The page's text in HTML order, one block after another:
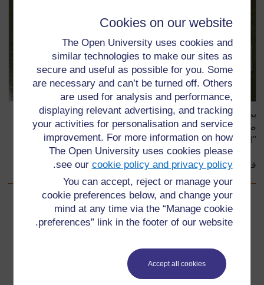
Cookies on our website
The Open University uses cookies and
similar technologies to make our sites as
secure and useful as possible for you. Some
are necessary and can’t be turned off. Others
are used for analysis and performance,
displaying relevant advertising, and tracking
your activities for personalisation and service
improvement. For more information on how
The Open University uses cookies please
see our cookie policy and privacy policy
.
You can accept, reject or manage your
cookie preferences below, and change your
mind at any time via the “Manage cookie
preferences” link in the footer of our website.
Accept all cookies
يمكنك عمل "ألعاب" مشابهة باستخدم خرط المنزل وصور الأثاث.
ضعهم في "مكتبة" أنشطة، يستخدمها التلاميذ للقراءة وأنشطة
"التعلم المستقل" ولتمارين الكلمات.
فقرة / قصة للوصول إلى معنى النوبة بعانخى قائداً عظيماً
سابقالسابق
تالي
التالي